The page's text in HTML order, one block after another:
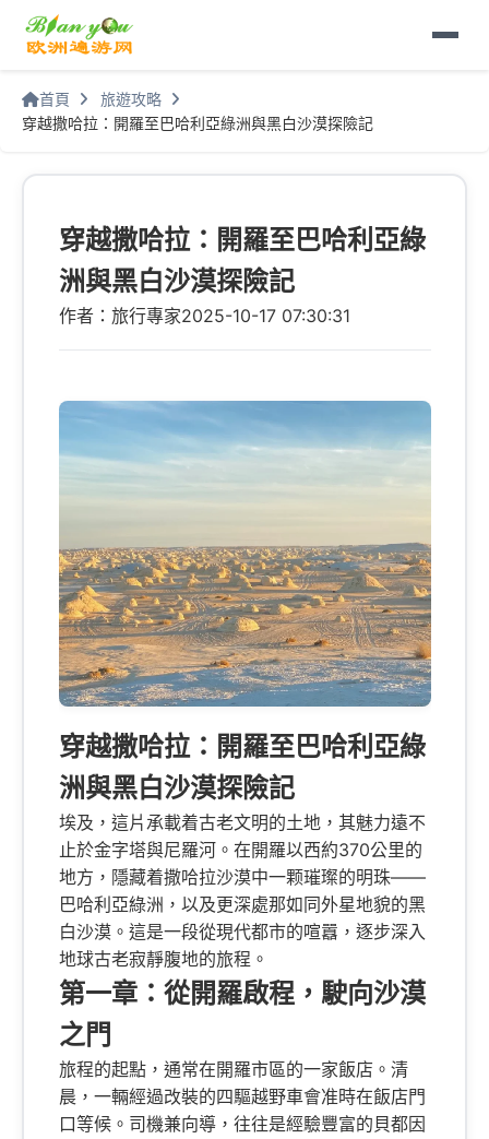
首頁
旅遊攻略
穿越撒哈拉：開羅至巴哈利亞綠洲與黑白沙漠探險記
穿越撒哈拉：開羅至巴哈利亞綠
洲與黑白沙漠探險記
作者：旅行專家2025-10-17 07:30:31
穿越撒哈拉：開羅至巴哈利亞綠
洲與黑白沙漠探險記
埃及，這片承載着古老文明的土地，其魅力遠不
止於金字塔與尼羅河。在開羅以西約370公里的
地方，隱藏着撒哈拉沙漠中一颗璀璨的明珠——
巴哈利亞綠洲，以及更深處那如同外星地貌的黑
白沙漠。這是一段從現代都市的喧囂，逐步深入
地球古老寂靜腹地的旅程。
第一章：從開羅啟程，駛向沙漠
之門
旅程的起點，通常在開羅市區的一家飯店。清
晨，一輛經過改裝的四驅越野車會准時在飯店門
口等候。司機兼向導，往往是經驗豐富的貝都因